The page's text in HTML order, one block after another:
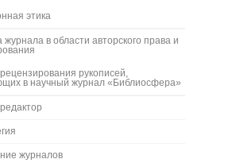
этика
журнала в области авторского права и
рукописей,
в научный журнал «Библиосфера»
журналов